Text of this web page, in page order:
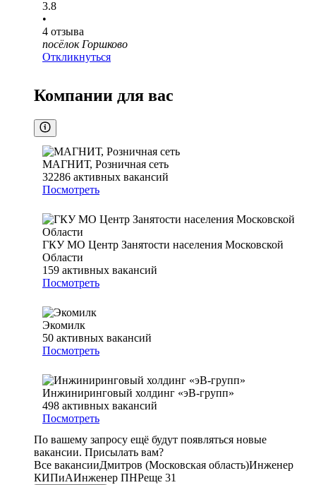
3.8
•
4 отзыва
посёлок Горшково
Откликнуться
Компании для вас
МАГНИТ, Розничная сеть
32286 активных вакансий
Посмотреть
ГКУ МО Центр Занятости населения Московской
Области
159 активных вакансий
Посмотреть
Экомилк
50 активных вакансий
Посмотреть
Инжиниринговый холдинг «эВ-групп»
498 активных вакансий
Посмотреть
По вашему запросу ещё будут появляться новые
вакансии. Присылать вам?
Все вакансииДмитров (Московская область)Инженер
КИПиАИнженер ПНРеще 31